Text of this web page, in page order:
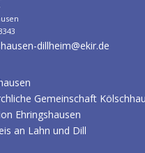
dillheim@ekir.de
Gemeinschaft
Ehringshausen
an Lahn und Dill